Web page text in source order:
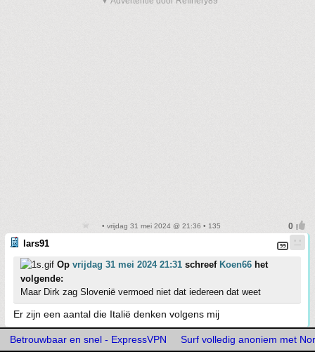
• vrijdag 31 mei 2024 @ 21:36 • 135
lars91
Op vrijdag 31 mei 2024 21:31 schreef Koen66 het
volgende:
Maar Dirk zag Slovenië vermoed niet dat iedereen dat weet
Er zijn een aantal die Italië denken volgens mij
Betrouwbaar en snel - ExpressVPN Surf volledig anoniem met